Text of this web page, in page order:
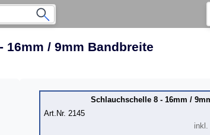
16mm / 9mm Bandbreite
Schlauchschelle 8 - 16mm /
Art.Nr. 2145
inkl.